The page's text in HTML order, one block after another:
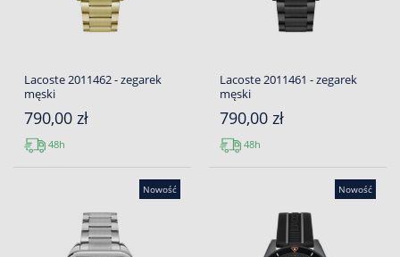
Lacoste 2011462 - zegarek
męski
790,00 zł
48h
Lacoste 2011461 - zegarek
męski
790,00 zł
48h
Nowość Nowość